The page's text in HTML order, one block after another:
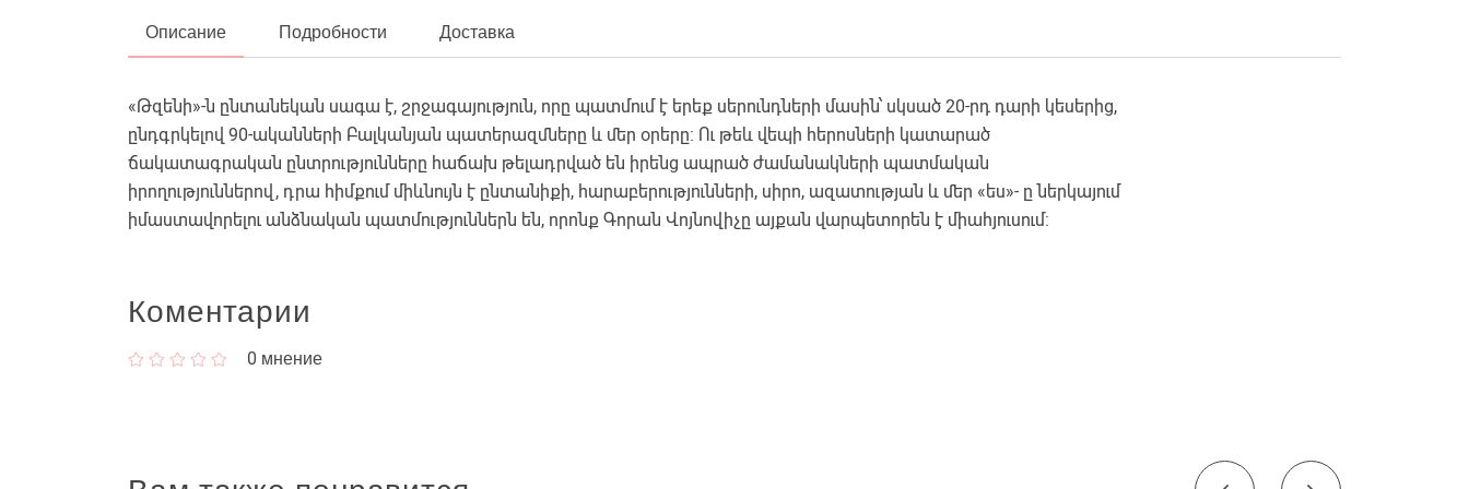
Описание Подробности Доставка
«Թզենի»-ն ընտանեկան սագա է, շրջագայություն, որը պատմում է երեք սերունդների մասին՝ սկսած 20-րդ դարի կեսերից,
ընդգրկելով 90-ականների Բալկանյան պատերազմները և մեր օրերը: Ու թեև վեպի հերոսների կատարած
ճակատագրական ընտրությունները հաճախ թելադրված են իրենց ապրած ժամանակների պատմական
իրողություններով, դրա հիմքում միևնույն է ընտանիքի, հարաբերությունների, սիրո, ազատության և մեր «ես»- ը ներկայում
իմաստավորելու անձնական պատմություններն են, որոնք Գորան Վոյնովիչը այքան վարպետորեն է միահյուսում:
Коментарии
0 мнение